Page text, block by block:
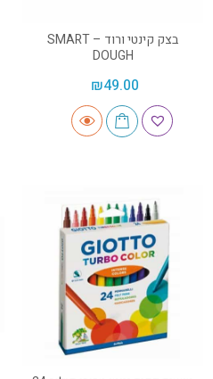
בצק קינטי ורוד – SMART
DOUGH
₪49.00